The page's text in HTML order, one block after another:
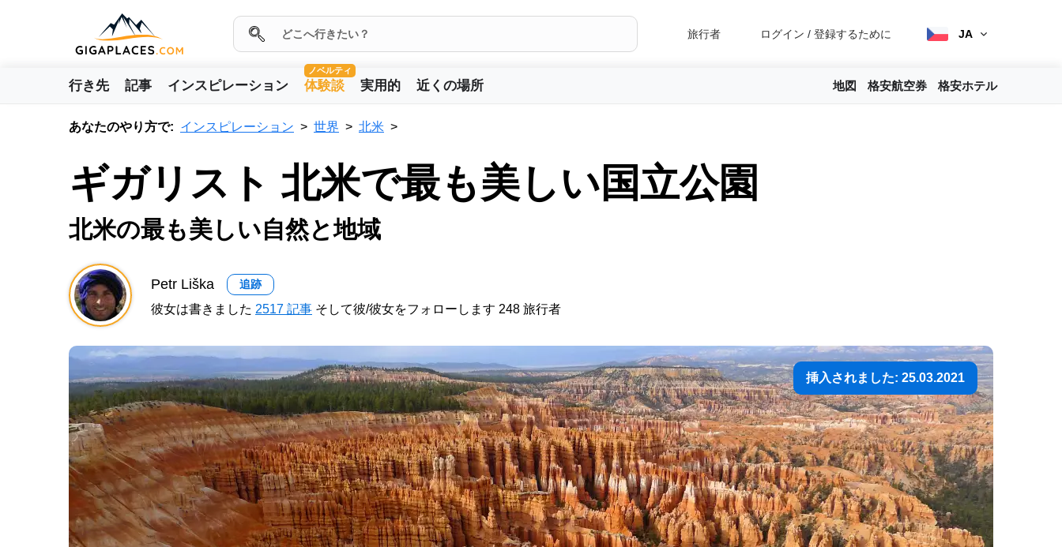
旅行者 ログイン / 登録するために JA
行き先 記事 インスピレーション
ノベルティ
体験談 実用的 近くの場所 地図 格安航空券 格安ホテル
あなたのやり方で: インスピレーション 世界 北米
ギガリスト 北米で最も美しい国立公園
北米の最も美しい自然と地域
Petr Liška 追跡
彼女は書きました 2517 記事 そして彼/彼女をフォローします 248 旅行者
挿入されました: 25.03.2021